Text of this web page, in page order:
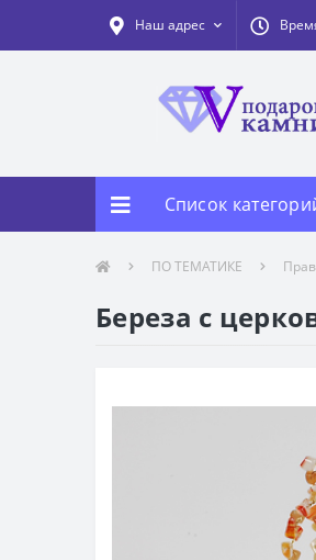
Наш адрес
Список
ПО ТЕМАТИКЕ
Береза с